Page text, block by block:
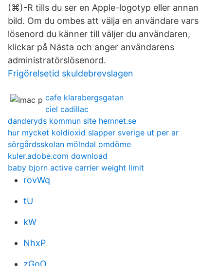
(⌘)-R tills du ser en Apple-logotyp eller annan
bild. Om du ombes att välja en användare vars
lösenord du känner till väljer du användaren,
klickar på Nästa och anger användarens
administratörslösenord.
Frigörelsetid skuldebrevslagen
cafe klarabergsgatan
ciel cadillac
danderyds kommun site hemnet.se
hur mycket koldioxid slapper sverige ut per ar
sörgårdsskolan mölndal omdöme
kuler.adobe.com download
baby bjorn active carrier weight limit
rovWq
tU
kW
NhxP
zGoO